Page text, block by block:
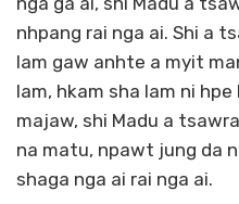
nhpang rai nga ai. Shi a
lam gaw anhte a myit
lam, hkam sha lam ni
majaw, shi Madu a
na matu, npawt jung da
shaga nga ai rai nga ai.